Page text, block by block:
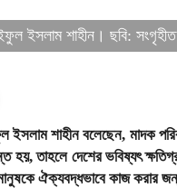
ইসলাম শাহীন। ছবি: সংগৃহীত
শাহীন বলেছেন, মাদক
তাহলে দেশের ভবিষ্যৎ
ঐক্যবদ্ধভাবে কাজ করার